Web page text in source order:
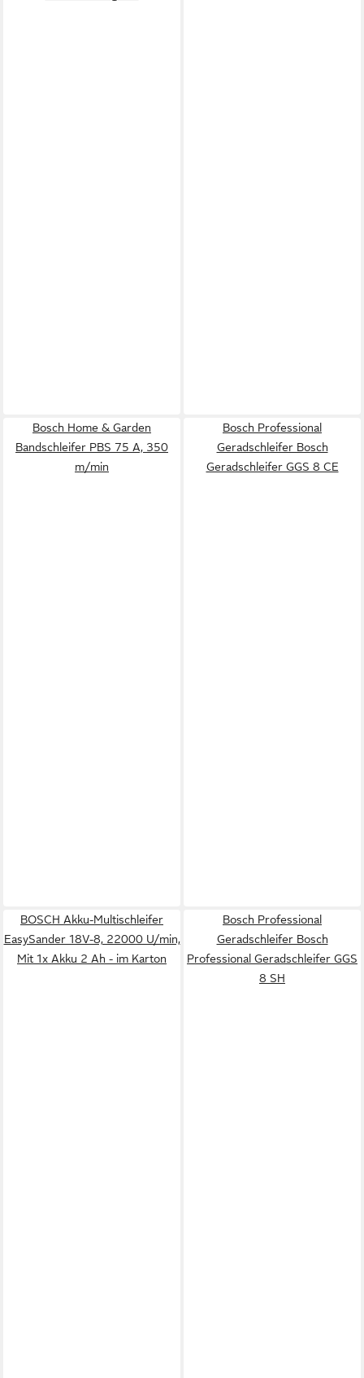
Bosch Home & Garden
Bandschleifer PBS 75 A, 350
m/min
Bosch Professional
Geradschleifer Bosch
Geradschleifer GGS 8 CE
BOSCH Akku-Multischleifer
EasySander 18V-8, 22000 U/min,
Mit 1x Akku 2 Ah - im Karton
Bosch Professional
Geradschleifer Bosch
Professional Geradschleifer GGS
8 SH